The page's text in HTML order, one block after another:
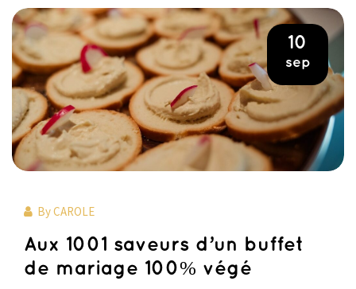
10
sep
ByCAROLE
Aux 1001 saveurs d’un buffet
de mariage 100% végé